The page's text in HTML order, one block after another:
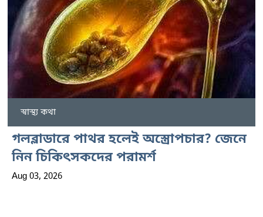
স্বাস্থ্য কথা
গলব্লাডারে পাথর হলেই অস্ত্রোপচার? জেনে
নিন চিকিৎসকদের পরামর্শ
Aug 03, 2026